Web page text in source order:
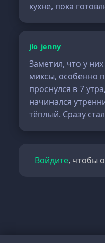
кухне, пока
jlo_jenny
Заметил, что у
миксы, особенно
проснулся в 7
начинался
тёплый. Сразу
Войдите, чтобы